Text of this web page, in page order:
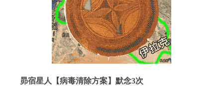
昴宿星人【病毒清除方案】默念3次